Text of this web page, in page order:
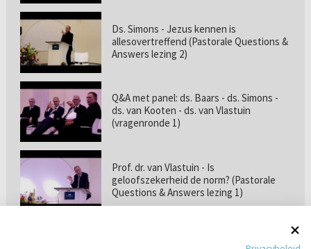
Ds. Simons - Jezus kennen is
allesovertreffend (Pastorale Questions &
Answers lezing 2)
Q&A met panel: ds. Baars - ds. Simons -
ds. van Kooten - ds. van Vlastuin
(vragenronde 1)
Prof. dr. van Vlastuin - Is
geloofszekerheid de norm? (Pastorale
Questions & Answers lezing 1)